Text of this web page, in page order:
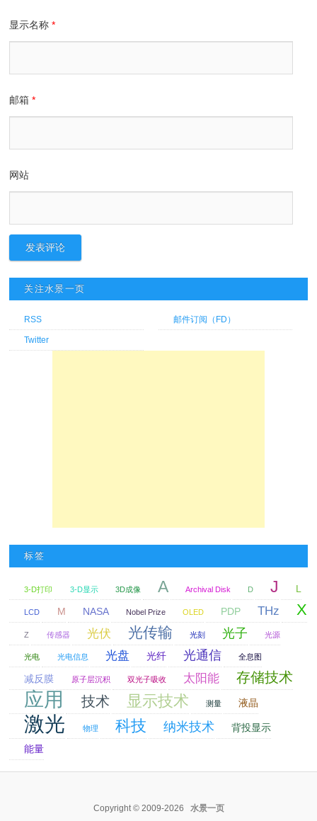
显示名称*
邮箱*
网站
关注水景一页
RSS 邮件订阅（FD）
Twitter
标签
3-D打印 3-D显示 3D成像 A Archival Disk D J L
LCD M NASA Nobel Prize OLED PDP THz X
Z 传感器 光伏 光传输 光刻 光子 光源
光电 光电信息 光盘 光纤 光通信 全息图
减反膜 原子层沉积 双光子吸收 太阳能 存储技术
应用 技术 显示技术 测量 液晶
激光 物理 科技 纳米技术
背投显示
能量
Copyright © 2009-2026 水景一页